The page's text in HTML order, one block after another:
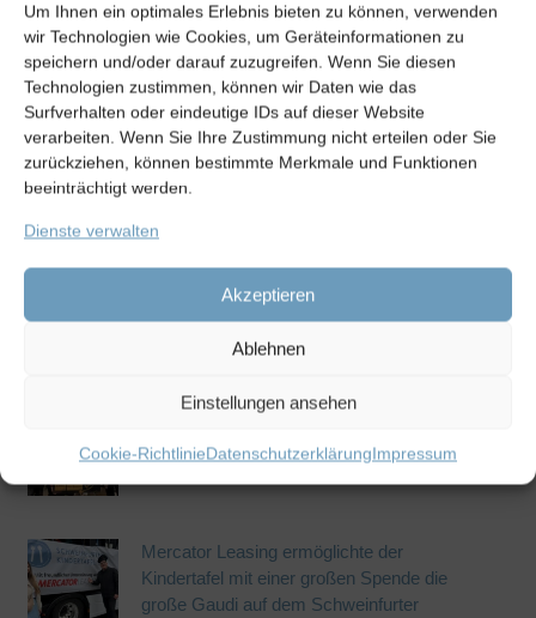
Um Ihnen ein optimales Erlebnis bieten zu können, verwenden
wir Technologien wie Cookies, um Geräteinformationen zu
speichern und/oder darauf zuzugreifen. Wenn Sie diesen
Technologien zustimmen, können wir Daten wie das
Surfverhalten oder eindeutige IDs auf dieser Website
verarbeiten. Wenn Sie Ihre Zustimmung nicht erteilen oder Sie
zurückziehen, können bestimmte Merkmale und Funktionen
beeinträchtigt werden.
Dienste verwalten
Akzeptieren
Ablehnen
Einstellungen ansehen
Cookie-RichtlinieDatenschutzerklärungImpressum
Euro an die Schweinfurter Kindertafel e.V.
27. Juli 2026
Fachhandel Hepperle & Osinski spenden
1000.- Euro an die Schweinfurter
Kindertafel e.V.
Gesundes Frühstück in der Julius-Kardinal-
Döpfner-Schule
Geldspende von German Packer an den
Bundesverband Deutsche Kindertafel e.V.
Mercator Leasing ermöglichte der
Kindertafel mit einer großen Spende die
große Gaudi auf dem Schweinfurter